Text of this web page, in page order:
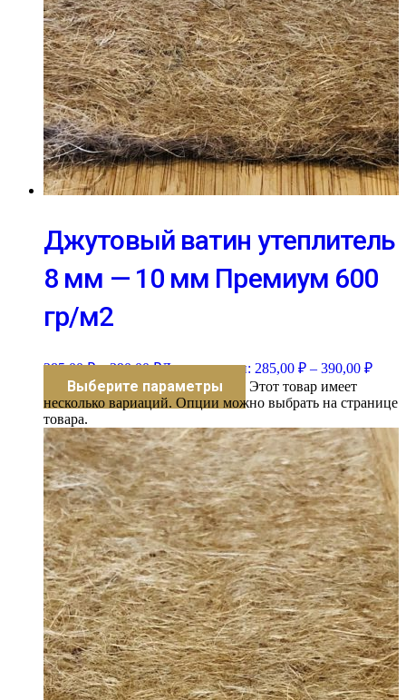
Джутовый ватин утеплитель
8 мм — 10 мм Премиум 600
гр/м2
285,00₽ – 390,00₽Диапазон цен: 285,00 ₽ – 390,00 ₽
Выберите параметры
Этот товар имеет
несколько вариаций. Опции можно выбрать на странице
товара.